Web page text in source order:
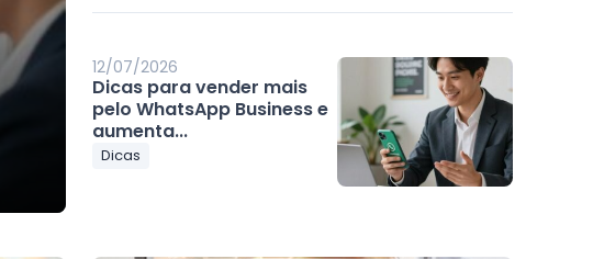
12/07/2026
Dicas para vender mais
pelo WhatsApp Business e
aumenta...
Dicas